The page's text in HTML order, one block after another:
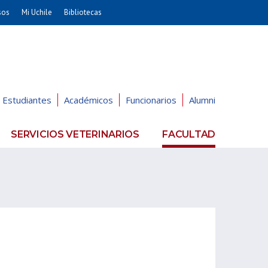
Cs. Sociales
Economía y Negocios
Mi Uchile Bibliotecas
Estudiantes Académicos Funcionarios Alumni
SERVICIOS VETERINARIOS FACULTAD